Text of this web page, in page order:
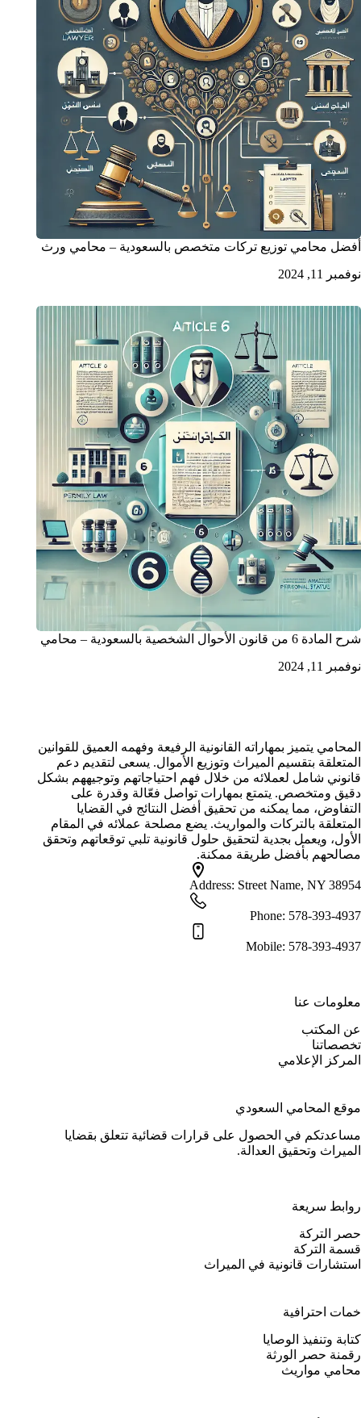
أفضل محامي توزيع تركات متخصص بالسعودية – محامي ورث
نوفمبر 11, 2024
شرح المادة 6 من قانون الأحوال الشخصية بالسعودية – محامي
نوفمبر 11, 2024
المحامي يتميز بمهاراته القانونية الرفيعة وفهمه العميق للقوانين
المتعلقة بتقسيم الميراث وتوزيع الأموال. يسعى لتقديم دعم
قانوني شامل لعملائه من خلال فهم احتياجاتهم وتوجيههم بشكل
دقيق ومتخصص. يتمتع بمهارات تواصل فعّالة وقدرة على
التفاوض، مما يمكنه من تحقيق أفضل النتائج في القضايا
المتعلقة بالتركات والمواريث. يضع مصلحة عملائه في المقام
الأول، ويعمل بجدية لتحقيق حلول قانونية تلبي توقعاتهم وتحقق
مصالحهم بأفضل طريقة ممكنة.
Address: Street Name, NY 38954
Phone: 578-393-4937
Mobile: 578-393-4937
معلومات عنا
عن المكتب
تخصصاتنا
المركز الإعلامي
موقع المحامي السعودي
مساعدتكم في الحصول على قرارات قضائية تتعلق بقضايا
الميراث وتحقيق العدالة.
روابط سريعة
حصر التركة
قسمة التركة
استشارات قانونية في الميراث
خمات احترافية
كتابة وتنفيذ الوصايا
رقمنة حصر الورثة
محامي مواريث